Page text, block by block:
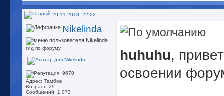
29.11.2018, 22:22
Nikelinda
гид по форуму
Адрес: Тамбов
Возраст: 29
Сообщений: 1,073
huhuhu,
освоении